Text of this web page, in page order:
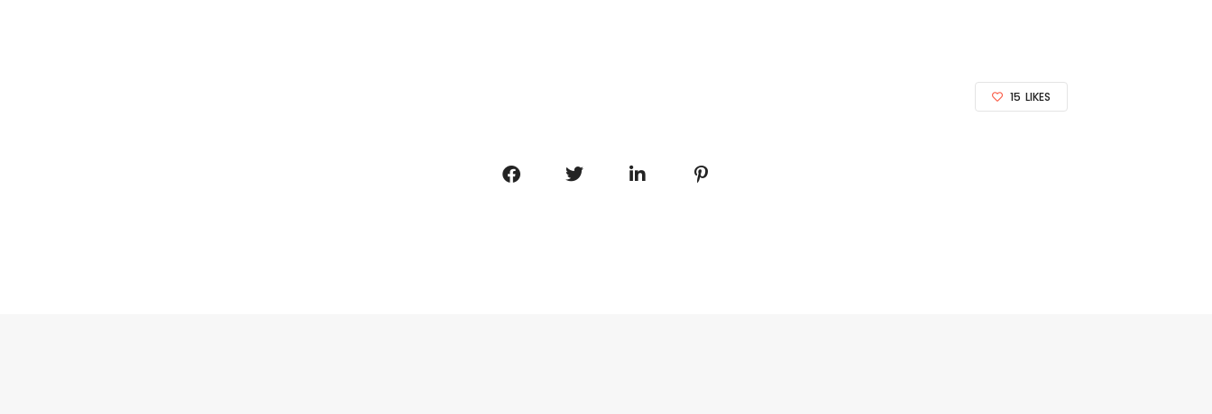
15 LIKES